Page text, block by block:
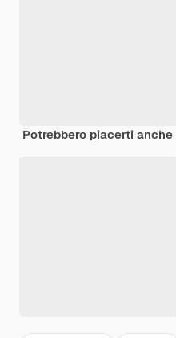
Potrebbero piacerti